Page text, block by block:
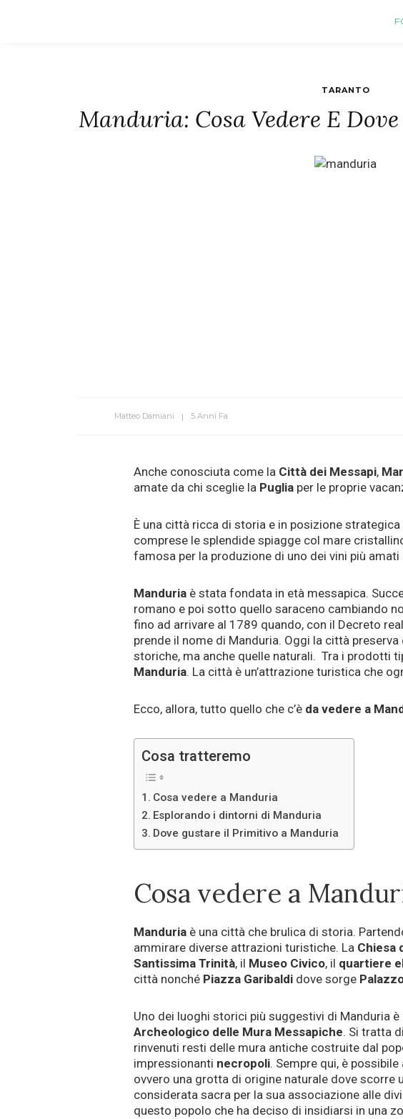
TARANTO
Manduria: Cosa Vedere E
Matteo Damiani 5 Anni Fa
Anche conosciuta come la Città dei Messapi,
amate da chi sceglie la Puglia per le proprie
È una città ricca di storia e in posizione
comprese le splendide spiagge col mare
famosa per la produzione di uno dei vini più amati
Manduria è stata fondata in età messapica.
romano e poi sotto quello saraceno cambiando
fino ad arrivare al 1789 quando, con il Decreto
prende il nome di Manduria. Oggi la città
storiche, ma anche quelle naturali. Tra i prodotti
Manduria. La città è un’attrazione turistica che
Ecco, allora, tutto quello che c’è da vedere a
Cosa tratteremo
Cosa vedere a Manduria
Esplorando i dintorni di Manduria
Dove gustare il Primitivo a Manduria
Cosa vedere a
Manduria è una città che brulica di storia.
ammirare diverse attrazioni turistiche. La Chiesa
Santissima Trinità, il Museo Civico, il quartiere
città nonché Piazza Garibaldi dove sorge
Uno dei luoghi storici più suggestivi di Manduria è
Archeologico delle Mura Messapiche. Si tratta
rinvenuti resti delle mura antiche costruite dal
impressionanti necropoli. Sempre qui, è
ovvero una grotta di origine naturale dove scorre
considerata sacra per la sua associazione alle
questo popolo che ha deciso di insidiarsi in una